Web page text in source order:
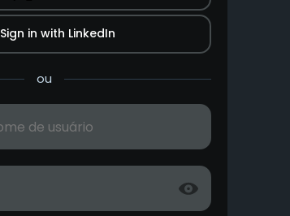
Sign in with LinkedIn
ou